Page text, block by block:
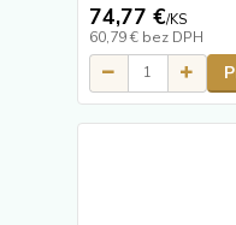
74,77 €/KS
60,79 € bez DPH